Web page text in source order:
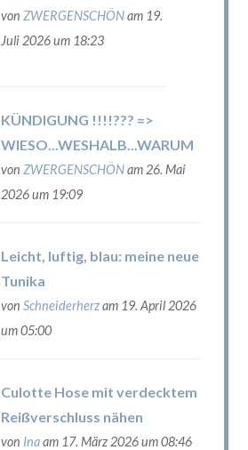
von ZWERGENSCHÖNam 19.
Juli 2026 um 18:23
KÜNDIGUNG !!!!??? =>
WIESO...WESHALB...WARUM
von ZWERGENSCHÖNam 26. Mai
2026 um 19:09
Leicht, luftig, blau: meine neue
Tunika
von Schneiderherzam 19. April 2026
um 05:00
Culotte Hose mit verdecktem
Reißverschluss nähen
von Inaam 17. März 2026 um 08:46